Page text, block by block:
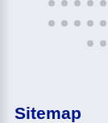
Sitemap